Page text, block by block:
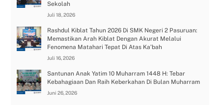
Sekolah
Juli 18, 2026
Rashdul Kiblat Tahun 2026 Di SMK Negeri 2 Pasuruan:
Memastikan Arah Kiblat Dengan Akurat Melalui
Fenomena Matahari Tepat Di Atas Ka’bah
Juli 16, 2026
Santunan Anak Yatim 10 Muharram 1448 H: Tebar
Kebahagiaan Dan Raih Keberkahan Di Bulan Muharram
Juni 26, 2026